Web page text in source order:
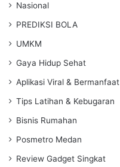
Nasional
PREDIKSI BOLA
UMKM
Gaya Hidup Sehat
Aplikasi Viral & Bermanfaat
Tips Latihan & Kebugaran
Bisnis Rumahan
Posmetro Medan
Review Gadget Singkat